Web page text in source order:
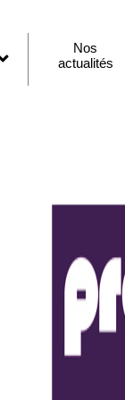
Ouvrir
Nos
actualités